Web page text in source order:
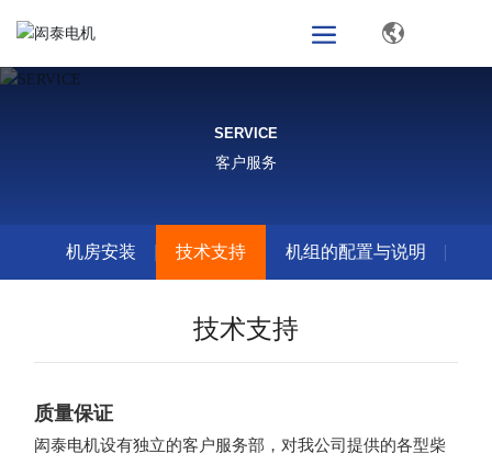
SERVICE
客户服务
机房安装 技术支持 机组的配置与说明
技术支持
质量保证
闳泰电机设有独立的客户服务部，对我公司提供的各型柴